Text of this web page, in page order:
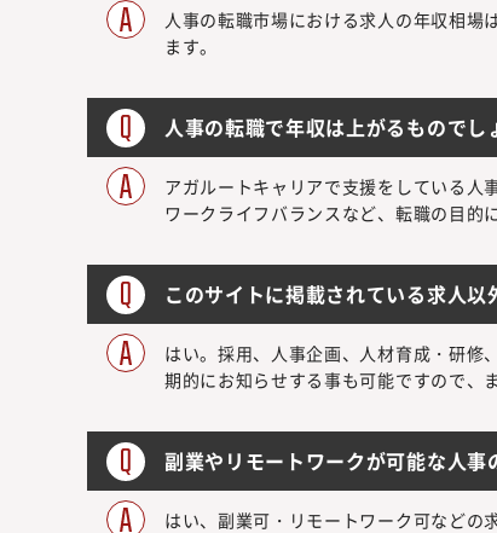
人事の転職市場における求人の年収相
ます。
人事の転職で年収は上がるものでし
アガルートキャリアで支援をしている人
ワークライフバランスなど、転職の目的
このサイトに掲載されている求人
はい。採用、人事企画、人材育成・研修
期的にお知らせする事も可能ですので、
副業やリモートワークが可能な人事
はい、副業可・リモートワーク可などの